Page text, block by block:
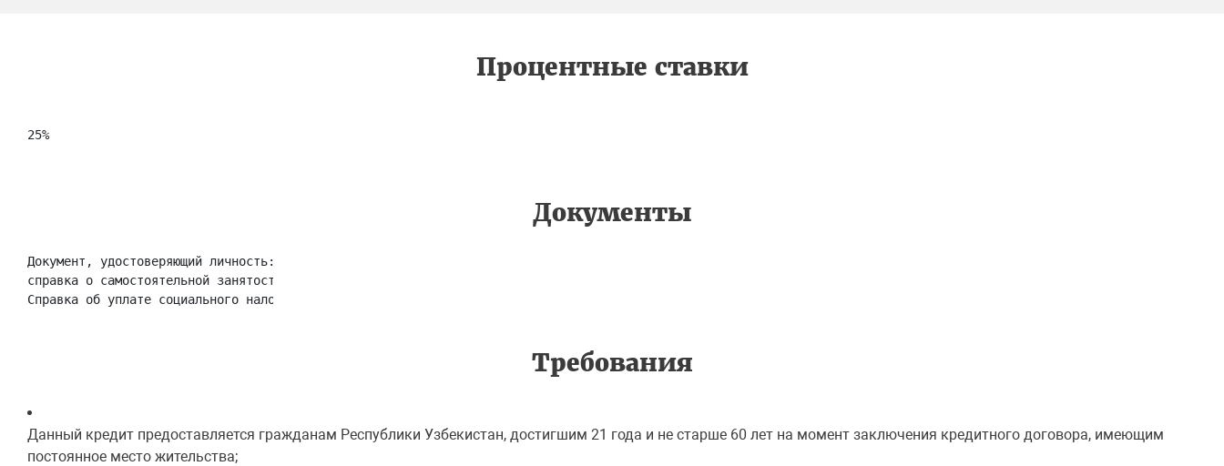
Процентные ставки
25%
Документы
Документ, удостоверяющий личность:
справка о самостоятельной занятости при уплате социального налога;
Справка об уплате социального налога;
Требования
Данный кредит предоставляется гражданам Республики Узбекистан, достигшим 21 года и не старше 60 лет на момент заключения кредитного договора, имеющим
постоянное место жительства;